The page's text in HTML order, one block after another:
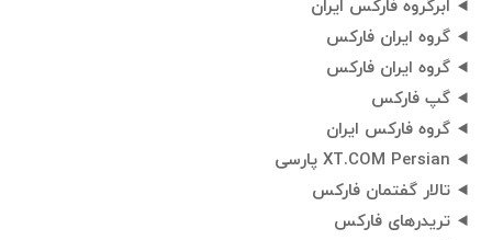
ابرگروه فارکس ایران
گروه ایران فارکس
گروه ایران فارکس
گپ فارکس
گروه فارکس ایران
XT.COM Persian پارسی
تالار گفتمان فارکس
تریدرهای فارکس